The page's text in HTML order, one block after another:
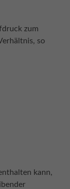
zum
so
kann,